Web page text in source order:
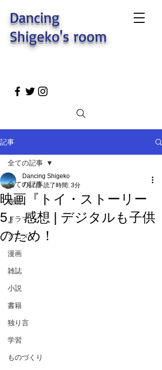
Dancing
Shigeko's room
記事
全ての記事
映画
ドラマ
アニメ
漫画
雑誌
小説
書籍
独り言
学習
ものづくり
全ての記事
映画『トイ・ストーリー
5』 感想 | デジタルも子供
のため！
Dancing Shigeko
7月7日 読了時間: 3分